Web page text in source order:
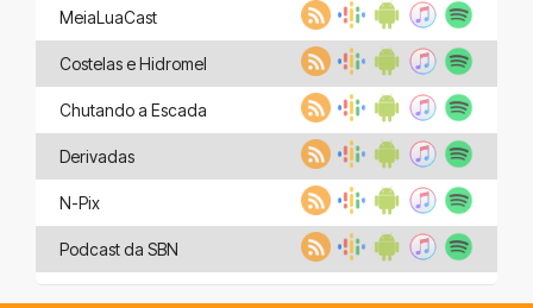
MeiaLuaCast
Costelas e Hidromel
Chutando a Escada
Derivadas
N-Pix
Podcast da SBN